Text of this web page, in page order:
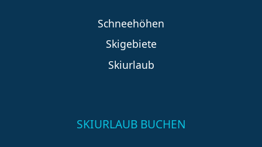
Schneehöhen
Skigebiete
Skiurlaub
SKIURLAUB BUCHEN